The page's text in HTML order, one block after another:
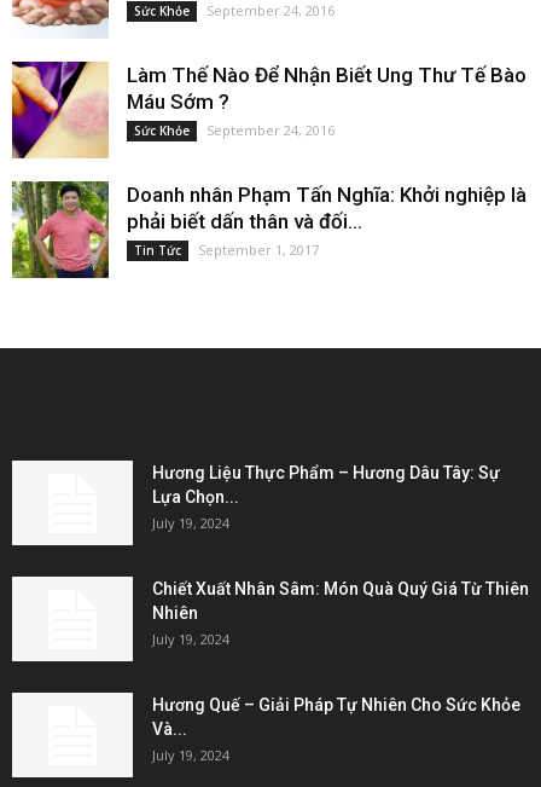
Sức Khỏe September 24, 2016
Làm Thế Nào Để Nhận Biết Ung Thư Tế Bào
Máu Sớm ?
Sức Khỏe September 24, 2016
Doanh nhân Phạm Tấn Nghĩa: Khởi nghiệp là
phải biết dấn thân và đối...
Tin Tức September 1, 2017
Hương Liệu Thực Phẩm – Hương Dâu Tây: Sự
Lựa Chọn...
July 19, 2024
Chiết Xuất Nhân Sâm: Món Quà Quý Giá Từ Thiên
Nhiên
July 19, 2024
Hương Quế – Giải Pháp Tự Nhiên Cho Sức Khỏe
Và...
July 19, 2024